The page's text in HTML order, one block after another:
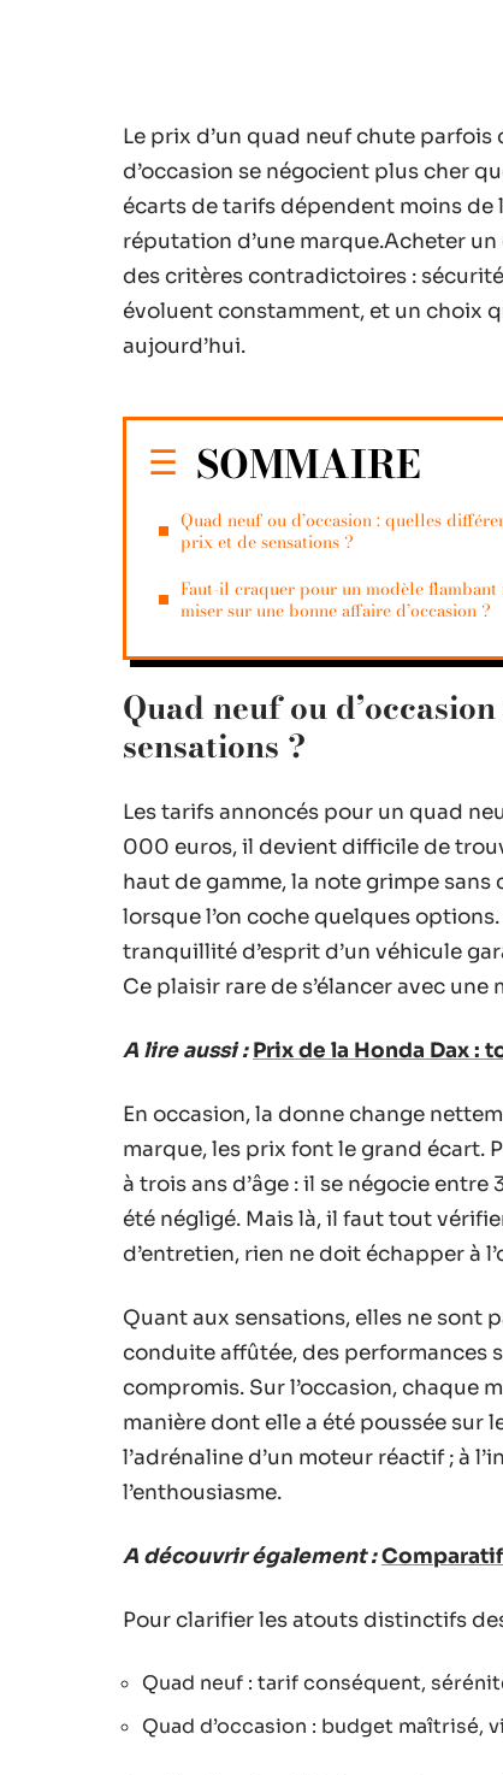
Le prix d’un quad neuf chute
d’occasion se négocient plus cher
écarts de tarifs dépendent moins de
réputation d’une marque.Acheter
des critères contradictoires :
évoluent constamment, et un choix
aujourd’hui.
SOMMAIRE
Quad neuf ou d’occasion : quelles
prix et de sensations ?
Faut-il craquer pour un modèle flambant
miser sur une bonne affaire d’occasion ?
Quad neuf ou
sensations ?
Les tarifs annoncés pour un quad
000 euros, il devient difficile de
haut de gamme, la note grimpe sans
lorsque l’on coche quelques
tranquillité d’esprit d’un véhicule
Ce plaisir rare de s’élancer avec une
A lire aussi : Prix de la Honda Dax :
En occasion, la donne change
marque, les prix font le grand écart.
à trois ans d’âge : il se négocie
été négligé. Mais là, il faut tout
d’entretien, rien ne doit échapper à
Quant aux sensations, elles ne sont
conduite affûtée, des performances
compromis. Sur l’occasion, chaque
manière dont elle a été poussée sur
l’adrénaline d’un moteur réactif ; à
l’enthousiasme.
A découvrir également :
Pour clarifier les atouts distinctifs
Quad neuf : tarif conséquent,
Quad d’occasion : budget maîtrisé,